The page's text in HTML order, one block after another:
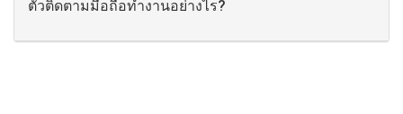
ตัวติดตามมือถือทำงานอย่างไร?